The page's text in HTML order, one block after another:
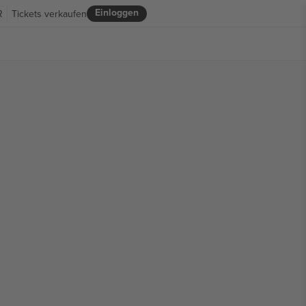
Einloggen
Tickets verkaufen